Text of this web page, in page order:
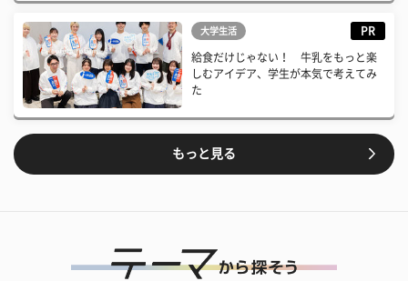
大学生活 PR
給食だけじゃない！ 牛乳をもっと楽
しむアイデア、学生が本気で考えてみ
た
もっと見る